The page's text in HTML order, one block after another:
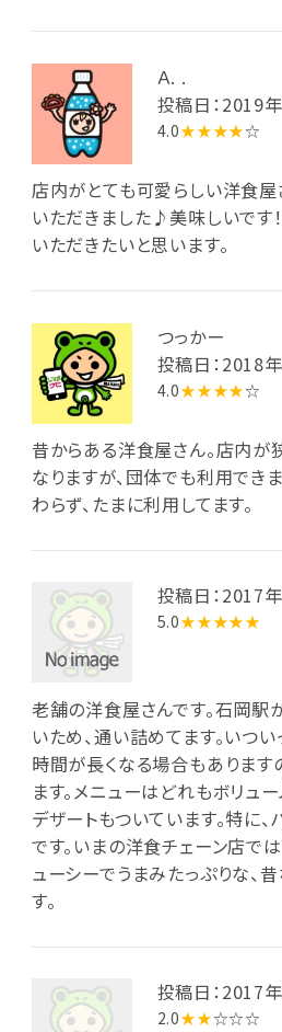
Ａ. .
投稿日：2019
4.0★★★★☆
店内がとても可愛らしい洋食屋
いただきました♪美味しいです
いただきたいと思います。
つっかー
投稿日：2018
4.0★★★★☆
昔からある洋食屋さん。店内が
なりますが、団体でも利用でき
わらず、たまに利用してます。
投稿日：2017
5.0★★★★★
老舗の洋食屋さんです。石岡駅
いため、通い詰めてます。いつ
時間が長くなる場合もあります
ます。メニューはどれもボリュ
デザートもついています。特に
です。いまの洋食チェーン店で
ューシーでうまみたっぷりな、
す。
投稿日：2017
2.0★★☆☆☆